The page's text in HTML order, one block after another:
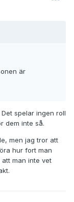
är
spelar ingen roll
dem inte så.
men jag tror att
hur fort man
man inte vet